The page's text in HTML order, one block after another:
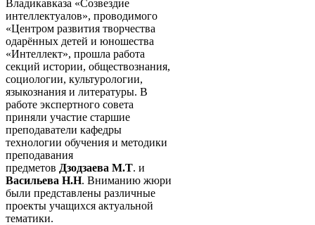
Владикавказа «Созвездие
интеллектуалов», проводимого
«Центром развития творчества
одарённых детей и юношества
«Интеллект», прошла работа
секций истории, обществознания,
социологии, культурологии,
языкознания и литературы. В
работе экспертного совета
приняли участие старшие
преподаватели кафедры
технологии обучения и методики
преподавания
предметов Дзодзаева М.Т. и
Васильева Н.Н. Вниманию жюри
были представлены различные
проекты учащихся актуальной
тематики.